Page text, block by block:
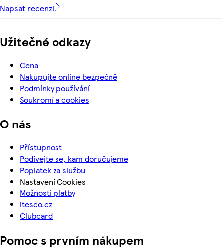
Napsat recenzi
Užitečné odkazy
Cena
Nakupujte online bezpečně
Podmínky používání
Soukromí a cookies
O nás
Přístupnost
Podívejte se, kam doručujeme
Poplatek za službu
Nastavení Cookies
Možnosti platby
itesco.cz
Clubcard
Pomoc s prvním nákupem